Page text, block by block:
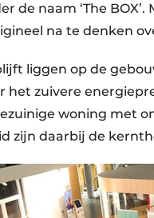
de naam ‘The
na te denken
liggen op de
het zuivere
woning met
zijn daarbij de